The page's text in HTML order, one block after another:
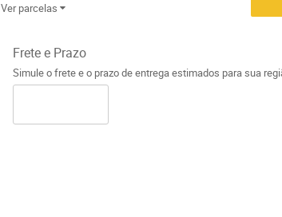
Ver parcelas
Frete e Prazo
Simule o frete e o prazo de entrega estimados para sua